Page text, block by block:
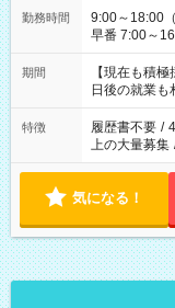
勤務時間
9:00～18:00（休憩60分） ■ご希
早番 7:00～16:00 遅番
い」 「余裕
たくない」 など
の方へ 今ご
の勤務時間。
期間
【現在も積
日後の就業も
特徴 履歴書不要 /
上の大量募集
気になる！